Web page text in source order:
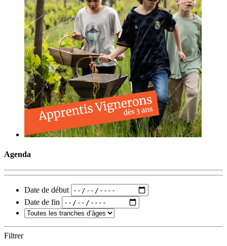
Agenda
Date de début
Date de fin
Filtrer